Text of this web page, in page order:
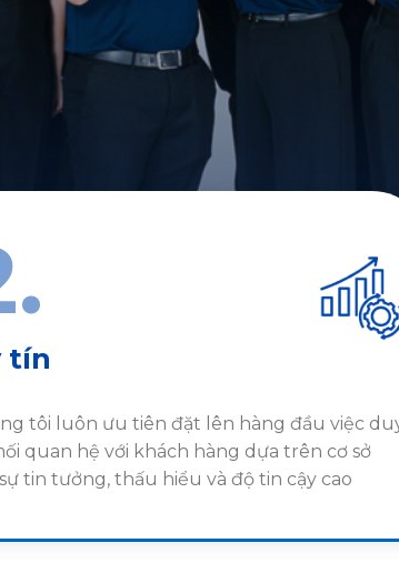
tín
tôi luôn ưu tiên đặt lên hàng đầu việc
quan hệ với khách hàng dựa trên cơ sở
tin tưởng, thấu hiểu và độ tin cậy cao